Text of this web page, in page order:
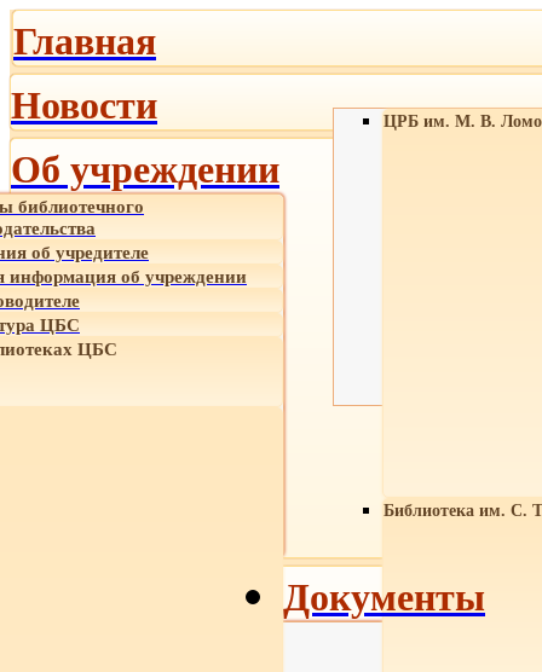
Главная
Новости
Об учреждении
библиотечного
об учредителе
об учреждении
ЦБС
ЦБС
ЦРБ им. М. В.
Библиотека им. С.
Документы